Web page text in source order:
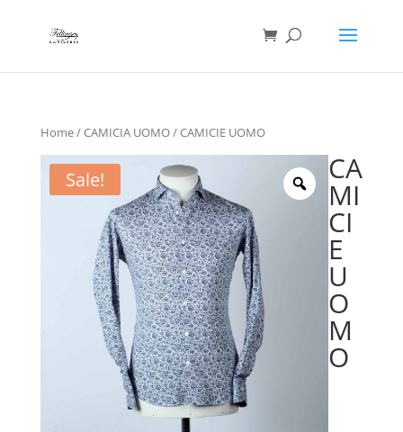
Home/CAMICIA UOMO/ CAMICIE UOMO
Sale! CA
MI
CI
E
U
O
M
O